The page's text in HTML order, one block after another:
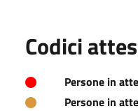
Codici
Persone in
Persone in